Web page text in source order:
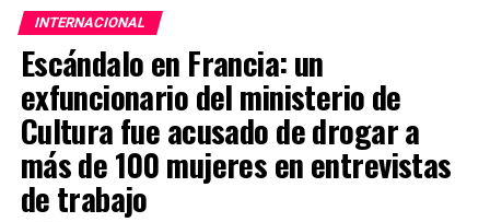
INTERNACIONAL
Escándalo en Francia: un
exfuncionario del ministerio de
Cultura fue acusado de drogar a
más de 100 mujeres en entrevistas
de trabajo